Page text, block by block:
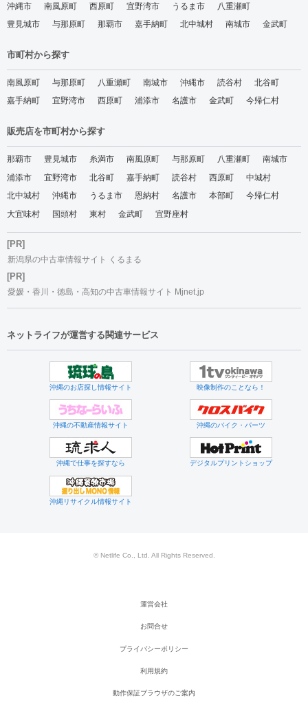
沖縄市 南風原町 西原町 宜野湾市 うるま市
八重瀬町
豊見城市
与那原町 那覇市 嘉手納町 北中城村 南城市 金武町
市町村から探す
南風原町 与那原町 八重瀬町 南城市 沖縄市 読谷村
北谷町
嘉手納町
宜野湾市 西原町 浦添市 名護市 金武町 今帰仁村
販売店を市町村から探す
那覇市 豊見城市 糸満市 南風原町 与那原町 八重瀬町
南城市
浦添市
宜野湾市 北谷町 嘉手納町 読谷村 西原町
中城村
北中城村
沖縄市 うるま市 恩納村 名護市 本部町
今帰仁村
大宜味村
国頭村 東村 金武町 宜野座村
[PR]
新潟県の中古車情報サイト くるまる
[PR]
愛媛・香川・徳島・高知の中古車情報サイト Mjnet.jp
ネットライフが運営する関連サービス
沖縄のお店探し情報サイト 映像制作のことなら！
沖縄の不動産情報サイト 沖縄のバイク・パーツ
沖縄で仕事を探すなら デジタルプリントショップ
沖縄リサイクル情報サイト
© Netlife Co., Ltd. All Rights Reserved.
運営会社
お問合せ
プライバシーポリシー
利用規約
動作保証ブラウザのご案内